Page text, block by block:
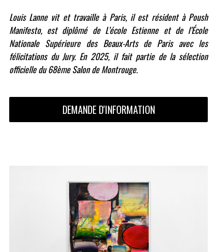
Louis Lanne vit et travaille à Paris, il est résident à Poush
Manifesto, est diplômé de L’école Estienne et de l’École
Nationale Supérieure des Beaux-Arts de Paris avec les
félicitations du Jury. En 2025, il fait partie de la sélection
officielle du 68ème Salon de Montrouge.
DEMANDE D'INFORMATION